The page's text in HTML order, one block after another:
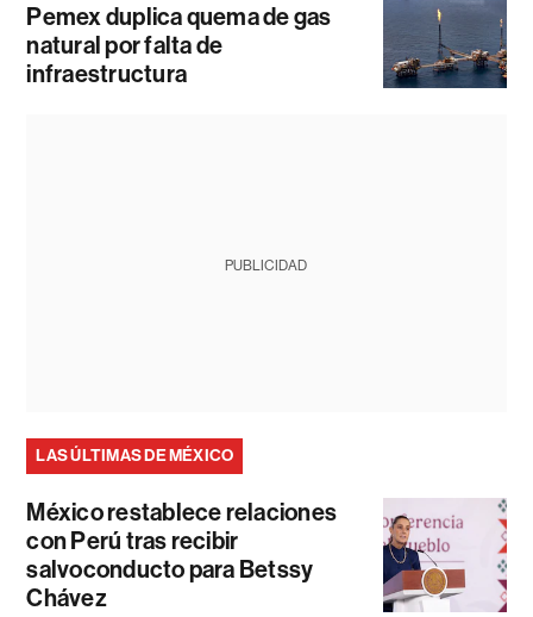
Pemex duplica quema de gas
natural por falta de
infraestructura
PUBLICIDAD
LAS ÚLTIMAS DE MÉXICO
México restablece relaciones
con Perú tras recibir
salvoconducto para Betssy
Chávez